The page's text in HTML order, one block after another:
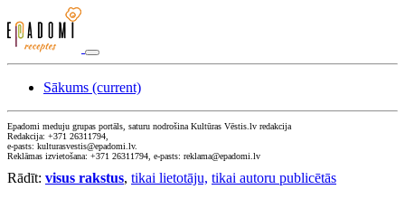
Sākums (current)
Epadomi meduju grupas portāls, saturu nodrošina Kultūras Vēstis.lv redakcija
Redakcija: +371 26311794,
e-pasts: kulturasvestis@epadomi.lv.
Reklāmas izvietošana: +371 26311794, e-pasts: reklama@epadomi.lv
Rādīt: visus rakstus, tikai lietotāju, tikai autoru publicētās